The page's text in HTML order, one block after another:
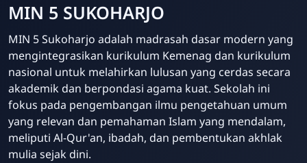
MIN 5 SUKOHARJO
MIN 5 Sukoharjo adalah madrasah dasar modern yang
mengintegrasikan kurikulum Kemenag dan kurikulum
nasional untuk melahirkan lulusan yang cerdas secara
akademik dan berpondasi agama kuat. Sekolah ini
fokus pada pengembangan ilmu pengetahuan umum
yang relevan dan pemahaman Islam yang mendalam,
meliputi Al-Qur'an, ibadah, dan pembentukan akhlak
mulia sejak dini.